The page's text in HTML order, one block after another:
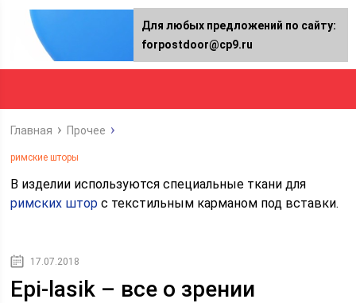
Главная Прочее
римские шторы
В изделии используются специальные ткани для
римских штор с текстильным карманом под вставки.
17.07.2018
Epi-lasik – все о зрении
Для любых предложений по сайту:
forpostdoor@cp9.ru